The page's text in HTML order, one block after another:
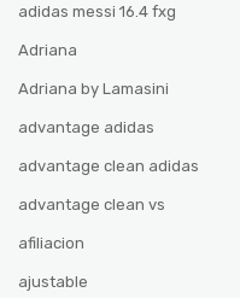
adidas messi 16.4 fxg
Adriana
Adriana by Lamasini
advantage adidas
advantage clean adidas
advantage clean vs
afiliacion
ajustable